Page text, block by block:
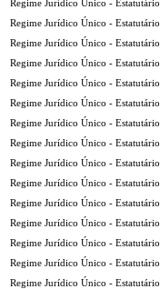
Regime Jurídico Único - Estatutário
Regime Jurídico Único - Estatutário
Regime Jurídico Único - Estatutário
Regime Jurídico Único - Estatutário
Regime Jurídico Único - Estatutário
Regime Jurídico Único - Estatutário
Regime Jurídico Único - Estatutário
Regime Jurídico Único - Estatutário
Regime Jurídico Único - Estatutário
Regime Jurídico Único - Estatutário
Regime Jurídico Único - Estatutário
Regime Jurídico Único - Estatutário
Regime Jurídico Único - Estatutário
Regime Jurídico Único - Estatutário
Regime Jurídico Único - Estatutário